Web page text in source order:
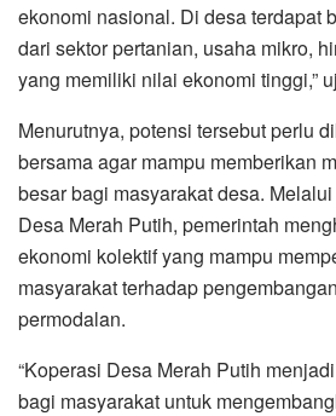
ekonomi nasional. Di desa terdapat
dari sektor pertanian, usaha mikro,
yang memiliki nilai ekonomi tinggi,”
Menurutnya, potensi tersebut perlu
bersama agar mampu memberikan
besar bagi masyarakat desa.
Desa Merah Putih, pemerintah
ekonomi kolektif yang mampu
masyarakat terhadap
permodalan.
“Koperasi Desa Merah Putih
bagi masyarakat untuk